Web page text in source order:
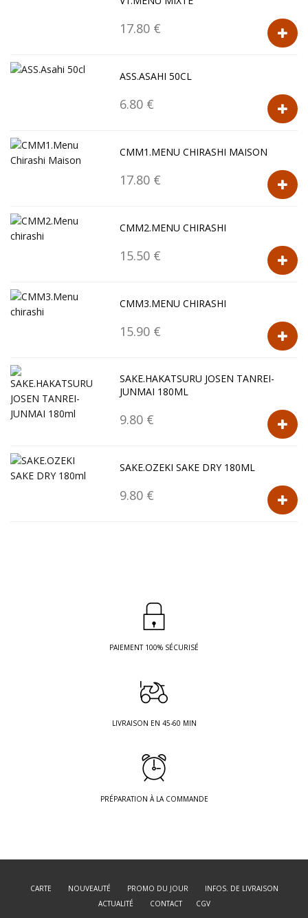
17.80 €
ASS.ASAHI 50CL
6.80 €
CMM1.MENU CHIRASHI MAISON
17.80 €
CMM2.MENU CHIRASHI
15.50 €
CMM3.MENU CHIRASHI
15.90 €
SAKE.HAKATSURU JOSEN TANREI-
JUNMAI 180ML
9.80 €
SAKE.OZEKI SAKE DRY 180ML
9.80 €
PAIEMENT 100% SÉCURISÉ
LIVRAISON EN 45-60 MIN
PRÉPARATION À LA COMMANDE
CARTE NOUVEAUTÉ PROMO DU JOUR
INFOS. DE LIVRAISON
ACTUALITÉ
CONTACT CGV